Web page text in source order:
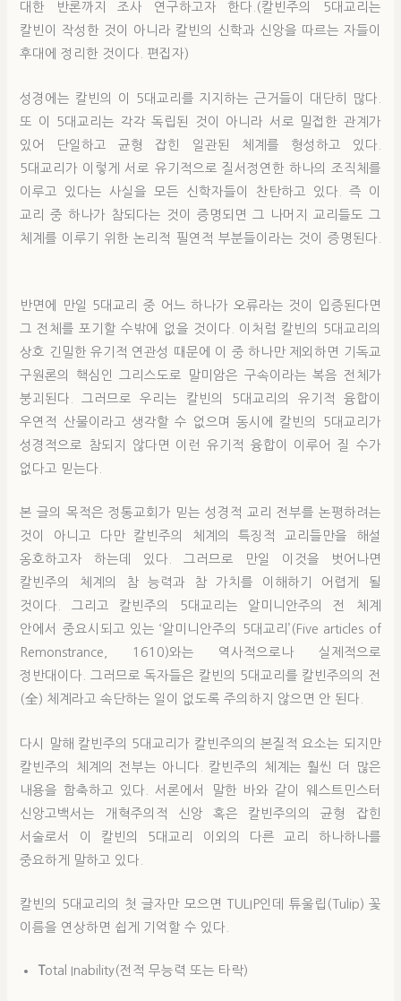
대한 반론까지 조사 연구하고자 한다.(칼빈주의 5대교리는
칼빈이 작성한 것이 아니라 칼빈의 신학과 신앙을 따르는 자들이
후대에 정리한 것이다. 편집자)
성경에는 칼빈의 이 5대교리를 지지하는 근거들이 대단히 많다.
또 이 5대교리는 각각 독립된 것이 아니라 서로 밀접한 관계가
있어 단일하고 균형 잡힌 일관된 체계를 형성하고 있다.
5대교리가 이렇게 서로 유기적으로 질서정연한 하나의 조직체를
이루고 있다는 사실을 모든 신학자들이 찬탄하고 있다. 즉 이
교리 중 하나가 참되다는 것이 증명되면 그 나머지 교리들도 그
체계를 이루기 위한 논리적 필연적 부분들이라는 것이 증명된다.
반면에 만일 5대교리 중 어느 하나가 오류라는 것이 입증된다면
그 전체를 포기할 수밖에 없을 것이다. 이처럼 칼빈의 5대교리의
상호 긴밀한 유기적 연관성 때문에 이 중 하나만 제외하면 기독교
구원론의 핵심인 그리스도로 말미암은 구속이라는 복음 전체가
붕괴된다. 그러므로 우리는 칼빈의 5대교리의 유기적 융합이
우연적 산물이라고 생각할 수 없으며 동시에 칼빈의 5대교리가
성경적으로 참되지 않다면 이런 유기적 융합이 이루어 질 수가
없다고 믿는다.
본 글의 목적은 정통교회가 믿는 성경적 교리 전부를 논평하려는
것이 아니고 다만 칼빈주의 체계의 특징적 교리들만을 해설
옹호하고자 하는데 있다. 그러므로 만일 이것을 벗어나면
칼빈주의 체계의 참 능력과 참 가치를 이해하기 어렵게 될
것이다. 그리고 칼빈주의 5대교리는 알미니안주의 전 체계
안에서 중요시되고 있는 ‘알미니안주의 5대교리’(Five articles of
Remonstrance, 1610)와는 역사적으로나 실제적으로
정반대이다. 그러므로 독자들은 칼빈의 5대교리를 칼빈주의의 전
(全) 체계라고 속단하는 일이 없도록 주의하지 않으면 안 된다.
다시 말해 칼빈주의 5대교리가 칼빈주의의 본질적 요소는 되지만
칼빈주의 체계의 전부는 아니다. 칼빈주의 체계는 훨씬 더 많은
내용을 함축하고 있다. 서론에서 말한 바와 같이 웨스트민스터
신앙고백서는 개혁주의적 신앙 혹은 칼빈주의의 균형 잡힌
서술로서 이 칼빈의 5대교리 이외의 다른 교리 하나하나를
중요하게 말하고 있다.
칼빈의 5대교리의 첫 글자만 모으면 TULIP인데 튜울립(Tulip) 꽃
이름을 연상하면 쉽게 기억할 수 있다.
otal Inability(전적 무능력 또는 타락)